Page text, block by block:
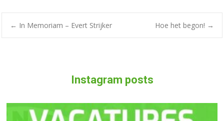
← In Memoriam – Evert Strijker Hoe het begon! →
Instagram posts